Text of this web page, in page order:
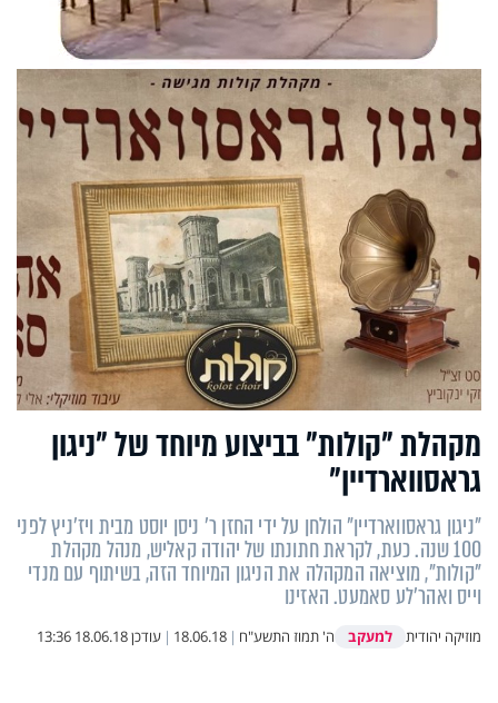
מקהלת "קולות" בביצוע מיוחד של "ניגון
גראסווארדיין"
"ניגון גראסווארדיין" הולחן על ידי החזן ר' ניסן יוסט מבית ויז'ניץ לפני
100 שנה. כעת, לקראת חתונתו של יהודה קאליש, מנהל מקהלת
"קולות", מוציאה המקהלה את הניגון המיוחד הזה, בשיתוף עם מנדי
וייס ואהר'לע סאמעט. האזינו
מוזיקה יהודית למעקב ה' תמוז התשע"ח |
18.06.18
| עודכן18.06.18 13:36